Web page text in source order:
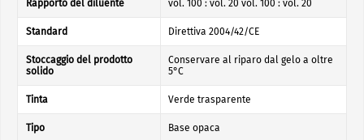
Rapporto del diluente vol. 100 : vol. 20 vol. 100 : vol. 20
Standard Direttiva 2004/42/CE
Stoccaggio del prodotto
solido
Conservare al riparo dal gelo a oltre
5°C
Tinta Verde trasparente
Tipo Base opaca